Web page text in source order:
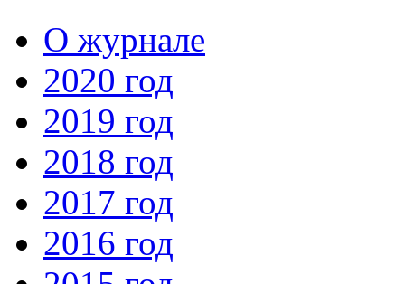
О журнале
2020 год
2019 год
2018 год
2017 год
2016 год